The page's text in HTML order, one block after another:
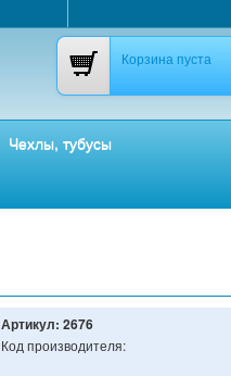
Корзина пуста
Чехлы, тубусы
Артикул: 2676
Код производителя: